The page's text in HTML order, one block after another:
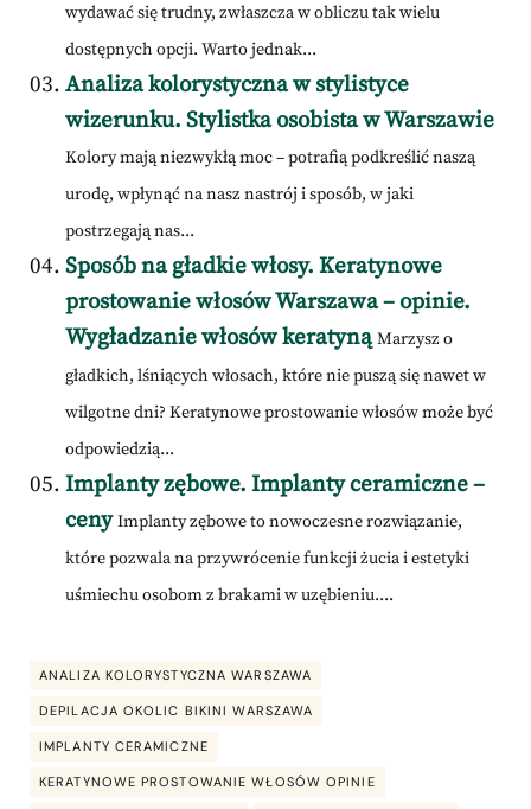
wydawać się trudny, zwłaszcza w obliczu tak wielu
dostępnych opcji. Warto jednak...
Analiza kolorystyczna w stylistyce
wizerunku. Stylistka osobista w Warszawie
Kolory mają niezwykłą moc – potrafią podkreślić naszą
urodę, wpłynąć na nasz nastrój i sposób, w jaki
postrzegają nas...
Sposób na gładkie włosy. Keratynowe
prostowanie włosów Warszawa – opinie.
Wygładzanie włosów keratyną Marzysz o
gładkich, lśniących włosach, które nie puszą się nawet w
wilgotne dni? Keratynowe prostowanie włosów może być
odpowiedzią...
Implanty zębowe. Implanty ceramiczne –
ceny Implanty zębowe to nowoczesne rozwiązanie,
które pozwala na przywrócenie funkcji żucia i estetyki
uśmiechu osobom z brakami w uzębieniu....
ANALIZA KOLORYSTYCZNA WARSZAWA
DEPILACJA OKOLIC BIKINI WARSZAWA
IMPLANTY CERAMICZNE
KERATYNOWE PROSTOWANIE WŁOSÓW OPINIE